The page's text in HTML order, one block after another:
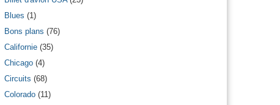
Blues (1)
Bons plans (76)
Californie (35)
Chicago (4)
Circuits (68)
Colorado (11)